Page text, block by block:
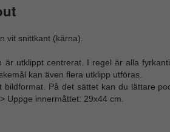
vit snittkant (kärna).
utklippt centrerat. I regel är alla
kan även flera utklipp utföras.
På det sättet kan du lättare
Uppge innermåttet: 29x44 cm.